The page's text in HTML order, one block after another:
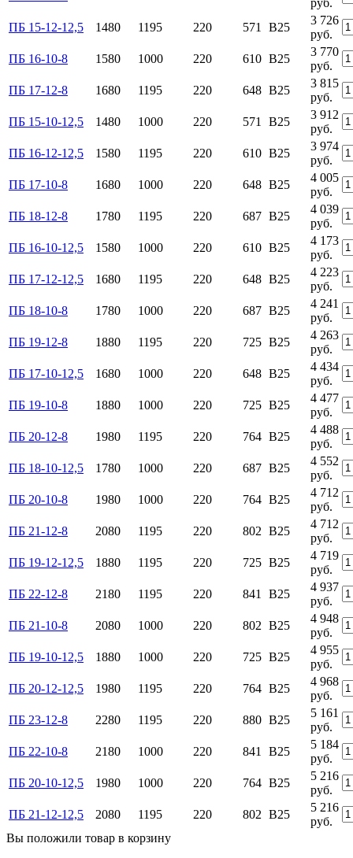
ПБ 15-12-12,5
1480 1195 220 571 B25
3 726
руб.
ПБ 16-10-8
1580 1000 220 610 B25
3 770
руб.
ПБ 17-12-8
1680 1195 220 648 B25
3 815
руб.
ПБ 15-10-12,5
1480 1000 220 571 B25
3 912
руб.
ПБ 16-12-12,5
1580 1195 220 610 B25
3 974
руб.
ПБ 17-10-8
1680 1000 220 648 B25
4 005
руб.
ПБ 18-12-8
1780 1195 220 687 B25
4 039
руб.
ПБ 16-10-12,5
1580 1000 220 610 B25
4 173
руб.
ПБ 17-12-12,5
1680 1195 220 648 B25
4 223
руб.
ПБ 18-10-8
1780 1000 220 687 B25
4 241
руб.
ПБ 19-12-8
1880 1195 220 725 B25
4 263
руб.
ПБ 17-10-12,5
1680 1000 220 648 B25
4 434
руб.
ПБ 19-10-8
1880 1000 220 725 B25
4 477
руб.
ПБ 20-12-8
1980 1195 220 764 B25
4 488
руб.
ПБ 18-10-12,5
1780 1000 220 687 B25
4 552
руб.
ПБ 20-10-8
1980 1000 220 764 B25
4 712
руб.
ПБ 21-12-8
2080 1195 220 802 B25
4 712
руб.
ПБ 19-12-12,5
1880 1195 220 725 B25
4 719
руб.
ПБ 22-12-8
2180 1195 220 841 B25
4 937
руб.
ПБ 21-10-8
2080 1000 220 802 B25
4 948
руб.
ПБ 19-10-12,5
1880 1000 220 725 B25
4 955
руб.
ПБ 20-12-12,5
1980 1195 220 764 B25
4 968
руб.
ПБ 23-12-8
2280 1195 220 880 B25
5 161
руб.
ПБ 22-10-8
2180 1000 220 841 B25
5 184
руб.
ПБ 20-10-12,5
1980 1000 220 764 B25
5 216
руб.
ПБ 21-12-12,5
2080 1195 220 802 B25
5 216
руб.
Вы положили товар в корзину